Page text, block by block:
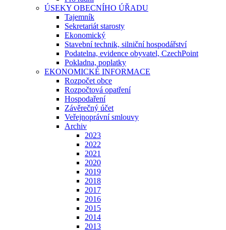
ÚSEKY OBECNÍHO ÚŘADU
Tajemník
Sekretariát starosty
Ekonomický
Stavební technik, silniční hospodářství
Podatelna, evidence obyvatel, CzechPoint
Pokladna, poplatky
EKONOMICKÉ INFORMACE
Rozpočet obce
Rozpočtová opatření
Hospodaření
Závěrečný účet
Veřejnoprávní smlouvy
Archiv
2023
2022
2021
2020
2019
2018
2017
2016
2015
2014
2013